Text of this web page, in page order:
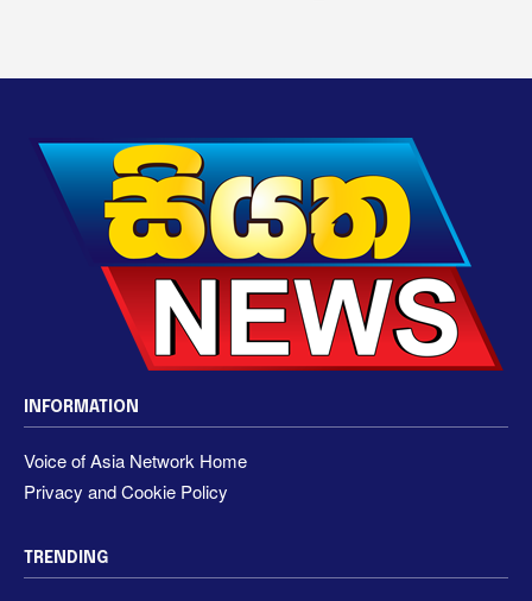
INFORMATION
Voice of Asia Network Home
Privacy and Cookie Policy
TRENDING